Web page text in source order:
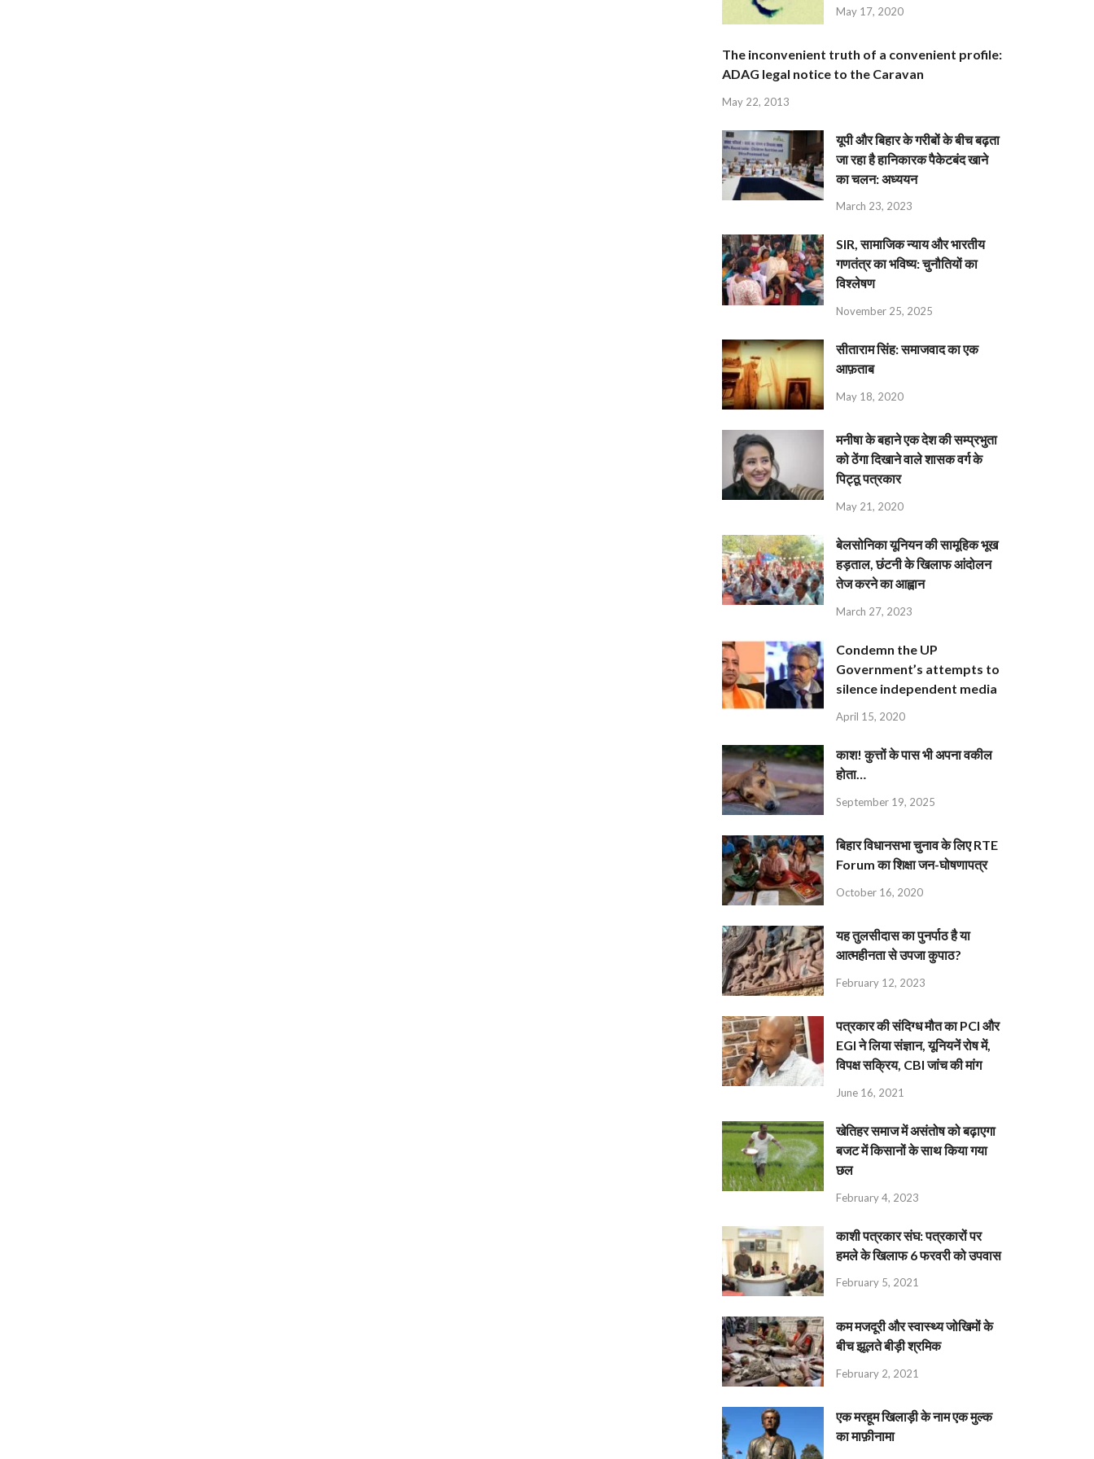
May 17, 2020
The inconvenient truth of a convenient profile:
ADAG legal notice to the Caravan
May 22, 2013
यूपी और बिहार के गरीबों के बीच बढ़ता
जा रहा है हानिकारक पैकेटबंद खाने
का चलन: अध्ययन
March 23, 2023
SIR, सामाजिक न्याय और भारतीय
गणतंत्र का भविष्य: चुनौतियों का
विश्लेषण
November 25, 2025
सीताराम सिंह: समाजवाद का एक
आफ़ताब
May 18, 2020
मनीषा के बहाने एक देश की सम्प्रभुता
को ठेंगा दिखाने वाले शासक वर्ग के
पिट्ठू पत्रकार
May 21, 2020
बेलसोनिका यूनियन की सामूहिक भूख
हड़ताल, छंटनी के खिलाफ आंदोलन
तेज करने का आह्वान
March 27, 2023
Condemn the UP
Government’s attempts to
silence independent media
April 15, 2020
काश! कुत्तों के पास भी अपना वकील
होता…
September 19, 2025
बिहार विधानसभा चुनाव के लिए RTE
Forum का शिक्षा जन-घोषणापत्र
October 16, 2020
यह तुलसीदास का पुनर्पाठ है या
आत्महीनता से उपजा कुपाठ?
February 12, 2023
पत्रकार की संदिग्ध मौत का PCI और
EGI ने लिया संज्ञान, यूनियनें रोष में,
विपक्ष सक्रिय, CBI जांच की मांग
June 16, 2021
खेतिहर समाज में असंतोष को बढ़ाएगा
बजट में किसानों के साथ किया गया
छल
February 4, 2023
काशी पत्रकार संघ: पत्रकारों पर
हमले के खिलाफ 6 फरवरी को उपवास
February 5, 2021
कम मजदूरी और स्वास्थ्य जोखिमों के
बीच झूलते बीड़ी श्रमिक
February 2, 2021
एक मरहूम खिलाड़ी के नाम एक मुल्क
का माफ़ीनामा